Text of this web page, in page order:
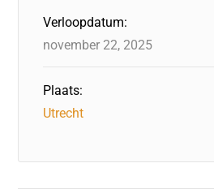
Verloopdatum:
november 22, 2025
Plaats:
Utrecht